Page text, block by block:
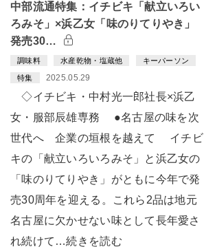
中部流通特集：イチビキ「献立いろい
ろみそ」×浜乙女「味のりてりやき」
発売30…
調味料 水産乾物・塩蔵他 キーパーソン
特集 2025.05.29
◇イチビキ・中村光一郎社長×浜乙
女・服部辰雄専務 ●名古屋の味を次
世代へ 企業の垣根を越えて イチビ
キの「献立いろいろみそ」と浜乙女の
「味のりてりやき」がともに今年で発
売30周年を迎える。これら2品は地元
名古屋に欠かせない味として長年愛さ
れ続けて…続きを読む